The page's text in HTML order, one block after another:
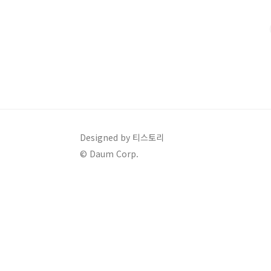
Designed by 티스토리
© Daum Corp.